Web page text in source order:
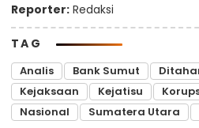
Reporter: Redaksi
TAG
Analis Bank Sumut
Kejaksaan
Kejatisu
Nasional
Sumatera Utara